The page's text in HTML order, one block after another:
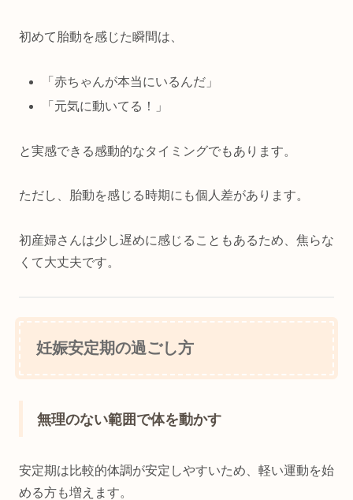
初めて胎動を感じた瞬間は、
「赤ちゃんが本当にいるんだ」
「元気に動いてる！」
と実感できる感動的なタイミングでもあります。
ただし、胎動を感じる時期にも個人差があります。
初産婦さんは少し遅めに感じることもあるため、焦らな
くて大丈夫です。
妊娠安定期の過ごし方
無理のない範囲で体を動かす
安定期は比較的体調が安定しやすいため、軽い運動を始
める方も増えます。